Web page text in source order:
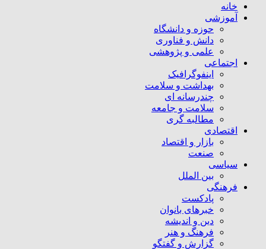
خانه
آموزشی
حوزه و دانشگاه
دانش و فناوری
علمی و پژوهشی
اجتماعی
اینفوگرافیک
بهداشت و سلامت
چندرسانه ای
سلامت و جامعه
مطالبه گری
اقتصادی
بازار و اقتصاد
صنعت
سیاسی
بین الملل
فرهنگی
پادکست
خبرهای بانوان
دین و اندیشه
فرهنگ و هنر
گزارش و گفتگو